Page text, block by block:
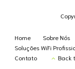
Home Sobre Nós
Soluções WiFi
Contato
Back